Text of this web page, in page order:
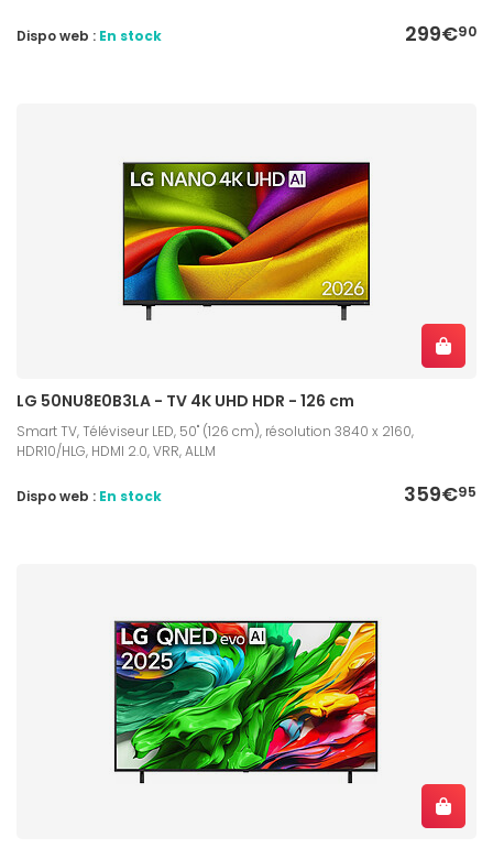
299€90
Dispo web : En stock
LG 50NU8E0B3LA - TV 4K UHD HDR - 126 cm
Smart TV, Téléviseur LED, 50" (126 cm), résolution 3840 x 2160,
HDR10/HLG, HDMI 2.0, VRR, ALLM
359€95
Dispo web : En stock